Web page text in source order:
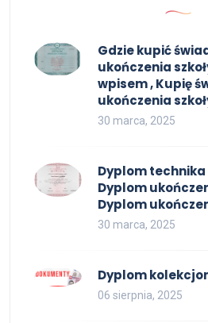
Gdzie kupić
ukończenia
wpisem , Kupię
ukończenia
30 marca, 2025
Dyplom
Dyplom
Dyplom
30 marca, 2025
Dyplom
06 sierpnia, 2025